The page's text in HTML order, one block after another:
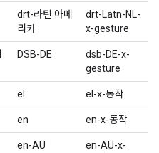
drt-라틴 아메
리카
drt-Latn-NL-
x-gesture
DSB-DE
dsb-DE-x-
gesture
el el-x-동작
en en-x-동작
en-AU
en-AU-x-